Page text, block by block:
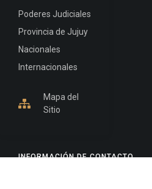
INFORMACIÓN DE CONTACTO
Poderes Judiciales
Provincia de Jujuy
Nacionales
Internacionales
Mapa del
Sitio